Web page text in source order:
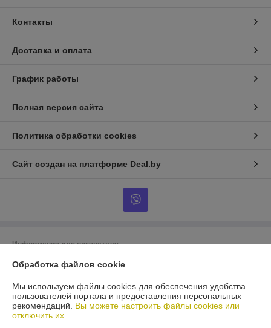
Контакты
Доставка и оплата
График работы
Полная версия сайта
Политика обработки cookies
Сайт создан на платформе Deal.by
Информация для покупателя
Юридическое лицо:ООО «БигВал»
г. Минск, ул.Короля, д.88, пом.2
Регистрационный номер ЕГР: 193084737
УНП: 193084737
Обработка файлов cookie
Мы используем файлы cookies для обеспечения удобства
пользователей портала и предоставления персональных
рекомендаций. Вы можете настроить файлы cookies или
отключить их.